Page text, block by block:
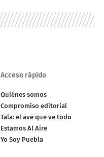
Acceso rápido
Quiénes somos
Compromiso editorial
Tala: el ave que ve todo
Estamos Al Aire
Yo Soy Puebla